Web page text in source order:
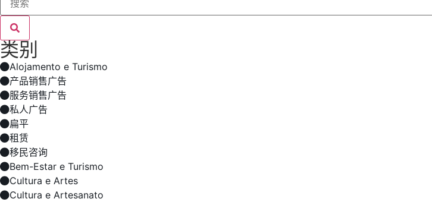
类别
Alojamento e Turismo
产品销售广告
服务销售广告
私人广告
扁平
租赁
移民咨询
Bem-Estar e Turismo
Cultura e Artes
Cultura e Artesanato